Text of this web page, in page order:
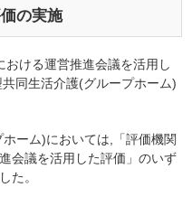
の実施
ける運営推進会議を活用し
同生活介護(グループホーム)
ーム)においては,「評価機関
会議を活用した評価」のいず
た。